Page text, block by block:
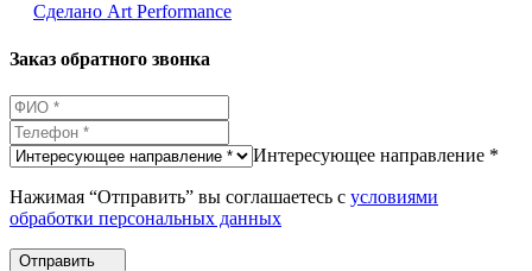
Сделано Аrt Performance
Заказ обратного звонка
Интересующее направление *
Нажимая “Отправить” вы соглашаетесь с условиями
обработки персональных данных
Отправить